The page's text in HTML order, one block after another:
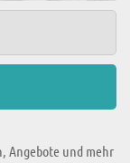
Angebote und mehr